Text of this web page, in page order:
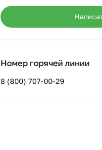
Номер горячей линии
8 (800) 707-00-29